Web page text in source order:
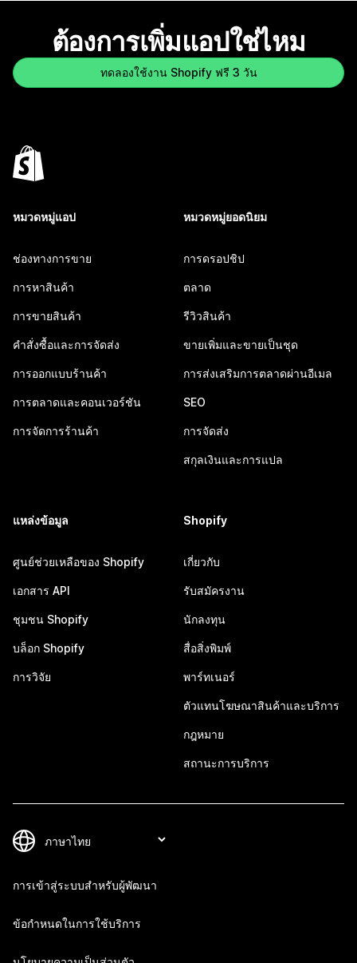
ต้องการเพิ่มแอปใช่ไหม
ทดลองใช้งาน Shopify ฟรี 3 วัน
หมวดหมู่แอป
ช่องทางการขาย
การหาสินค้า
การขายสินค้า
คำสั่งซื้อและการจัดส่ง
การออกแบบร้านค้า
การตลาดและคอนเวอร์ชัน
การจัดการร้านค้า
หมวดหมู่ยอดนิยม
การดรอปชิป
ตลาด
รีวิวสินค้า
ขายเพิ่มและขายเป็นชุด
การส่งเสริมการตลาดผ่านอีเมล
SEO
การจัดส่ง
สกุลเงินและการแปล
แหล่งข้อมูล
ศูนย์ช่วยเหลือของ Shopify
เอกสาร API
ชุมชน Shopify
บล็อก Shopify
การวิจัย
Shopify
เกี่ยวกับ
รับสมัครงาน
นักลงทุน
สื่อสิ่งพิมพ์
พาร์ทเนอร์
ตัวแทนโฆษณาสินค้าและบริการ
กฎหมาย
สถานะการบริการ
การเข้าสู่ระบบสำหรับผู้พัฒนา
ข้อกำหนดในการใช้บริการ